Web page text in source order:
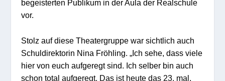
begeisterten Publikum in der Aula der Realschule
vor.
Stolz auf diese Theatergruppe war sichtlich auch
Schuldirektorin Nina Fröhling.„ Ich sehe, dass viele
hier von euch aufgeregt sind. Ich selber bin auch
schon total aufgeregt. Das ist heute das 23. mal,